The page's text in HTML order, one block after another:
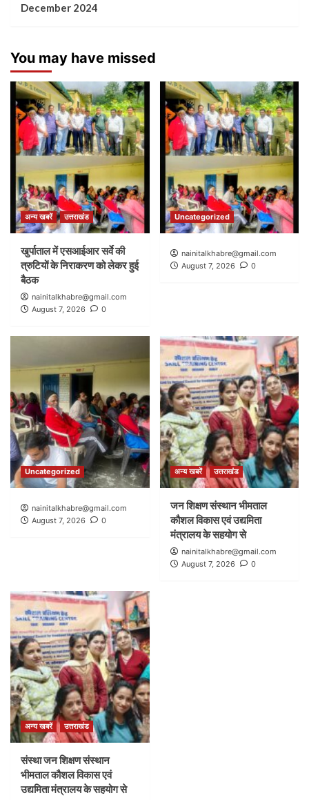
December 2024
You may have missed
अन्य खबरें उत्तराखंड
खुर्पाताल में एसआईआर सर्वे की
त्रुटियों के निराकरण को लेकर हुई
बैठक
nainitalkhabre@gmail.com
August 7, 2026
0
Uncategorized
nainitalkhabre@gmail.com
August 7, 2026
0
Uncategorized
nainitalkhabre@gmail.com
August 7, 2026
0
अन्य खबरें उत्तराखंड
जन शिक्षण संस्थान भीमताल
कौशल विकास एवं उद्यमिता
मंत्रालय के सहयोग से
nainitalkhabre@gmail.com
August 7, 2026
0
अन्य खबरें उत्तराखंड
संस्था जन शिक्षण संस्थान
भीमताल कौशल विकास एवं
उद्यमिता मंत्रालय के सहयोग से